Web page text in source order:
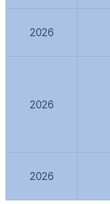
2026
2026
2026